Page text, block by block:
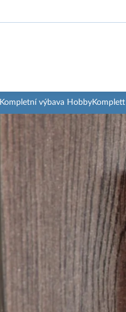
Kompletní výbava HobbyKomplett